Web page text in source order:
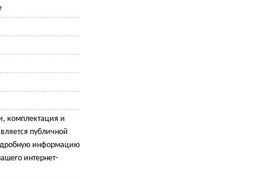
комплектация и
публичной
информацию
интернет-